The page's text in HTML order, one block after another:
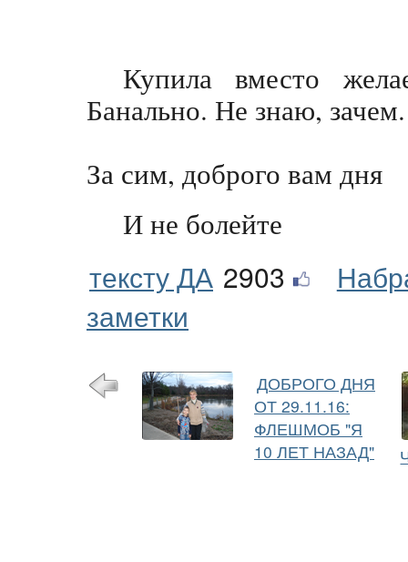
Купила вместо
Банально. Не знаю, зачем.
За сим, доброго вам дня
И не болейте
тексту ДА 2903
заметки
ДОБРОГО ДНЯ
ОТ 29.11.16:
ФЛЕШМОБ "Я
10 ЛЕТ НАЗАД"